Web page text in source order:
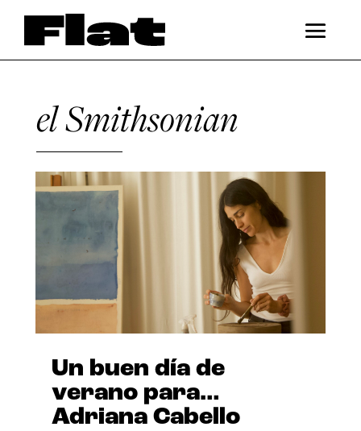
el Smithsonian
Un buen día de
verano para…
Adriana Cabello